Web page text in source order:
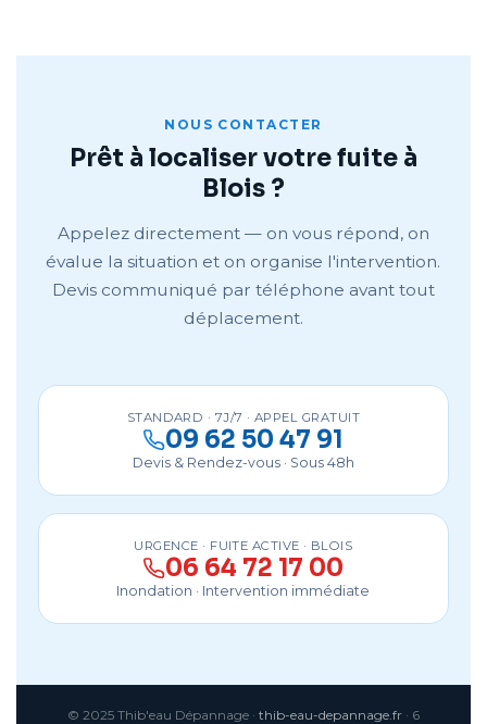
NOUS CONTACTER
Prêt à localiser votre fuite à
Blois ?
Appelez directement — on vous répond, on
évalue la situation et on organise l'intervention.
Devis communiqué par téléphone avant tout
déplacement.
STANDARD · 7J/7 · APPEL GRATUIT
09 62 50 47 91
Devis & Rendez-vous · Sous 48h
URGENCE · FUITE ACTIVE · BLOIS
06 64 72 17 00
Inondation · Intervention immédiate
© 2025 Thib'eau Dépannage · thib-eau-depannage.fr· 6